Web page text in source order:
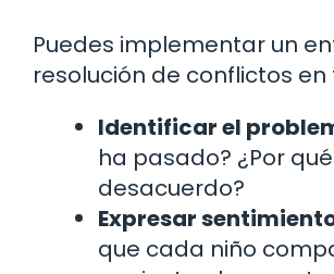
Puedes implementar un
resolución de conflictos en
Identificar el
ha pasado? ¿Por
desacuerdo?
Expresar
que cada niño